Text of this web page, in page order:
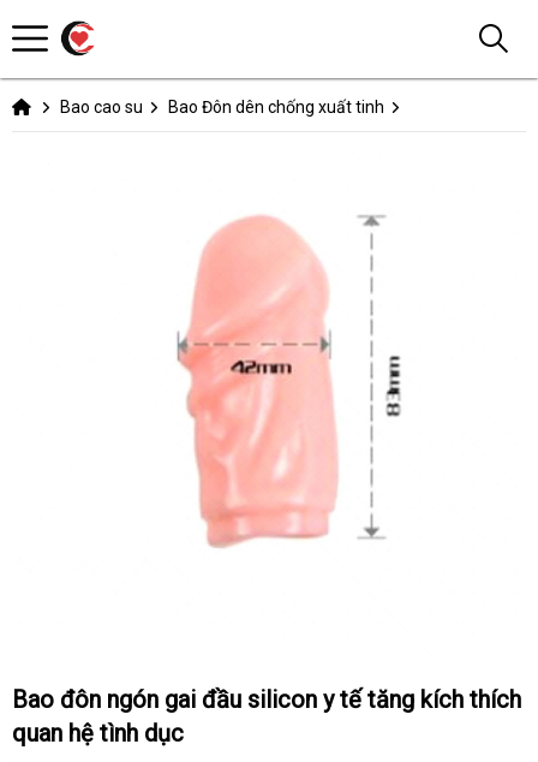
Bao cao su Bao Đôn dên chống xuất tinh
Bao đôn ngón gai đầu silicon y tế tăng kích thích
quan hệ tình dục